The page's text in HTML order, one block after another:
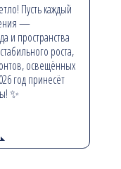
Пусть каждый
—
и пространства
роста,
освещённых
год принесёт
✨